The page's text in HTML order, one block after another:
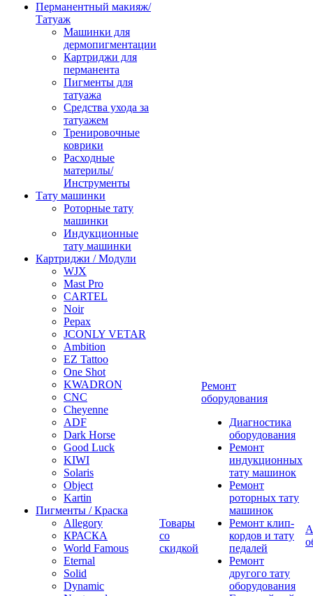
Перманентный макияж/
Татуаж
Машинки для
дермопигментации
Картриджи для
перманента
Пигменты для
татуажа
Средства ухода за
татуажем
Тренировочные
коврики
Расходные
материлы/
Инструменты
Тату машинки
Роторные тату
машинки
Индукционные
тату машинки
Картриджи / Модули
WJX
Mast Pro
CARTEL
Noir
Pepax
JCONLY VETAR
Ambition
EZ Tattoo
One Shot
KWADRON
CNC
Cheyenne
ADF
Dark Horse
Good Luck
KIWI
Solaris
Object
Kartin
Пигменты / Краска
Allegory
КРАСКА
World Famous
Eternal
Solid
Dynamic
Товары
со
скидкой
Ремонт
оборудования
Диагностика
оборудования
Ремонт
индукционных
тату машинок
Ремонт
роторных тату
машинок
Ремонт клип-
кордов и тату
педалей
Ремонт
другого тату
оборудования